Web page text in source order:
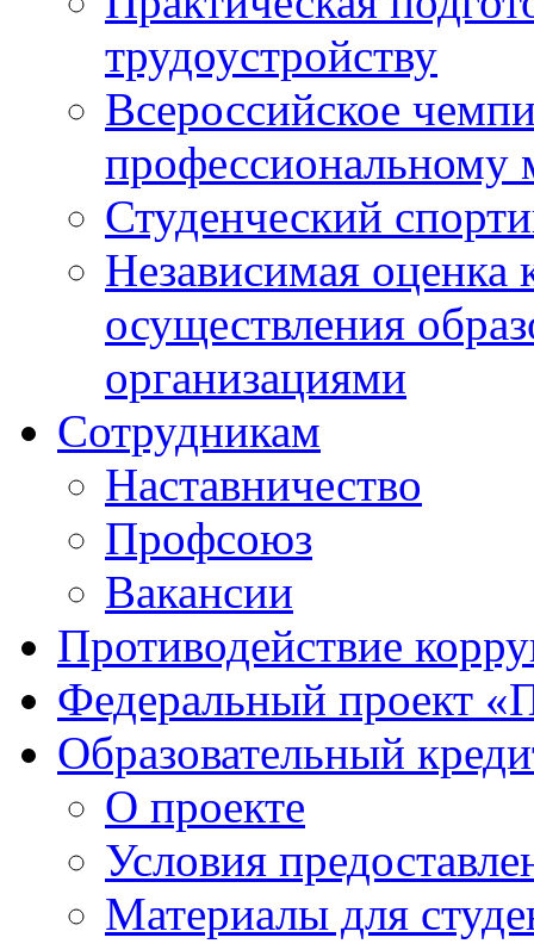
трудоустройству
Всероссийское
профессиональному
Студенческий
Независимая оценка
осуществления
организациями
Сотрудникам
Наставничество
Профсоюз
Вакансии
Противодействие
Федеральный проект
Образовательный
О проекте
Условия
Материалы для